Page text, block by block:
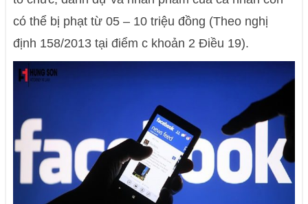
có thể bị phạt từ 05 – 10 triệu đồng (Theo nghị
định 158/2013 tại điểm c khoản 2 Điều 19).